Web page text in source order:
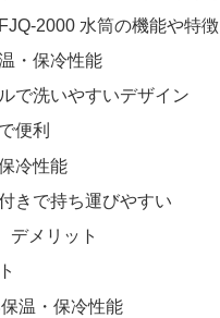
2000 水筒の機能や特徴
・保冷性能
で洗いやすいデザイン
便利
冷性能
きで持ち運びやすい
デメリット
温・保冷性能